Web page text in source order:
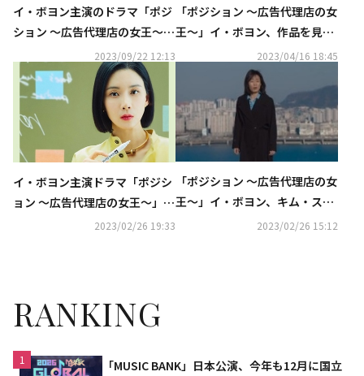
イ・ボヨン主演のドラマ「ポジ
ション ～広告代理店の女王～」
9月28日よりU-NEXTにて独占
配信
2023/09/22 12:13
「ポジション ～広告代理店の女
王～」イ・ボヨン、作品を見た
夫チソンの反応は？“涙を流し
ていた”【ネタバレあり】
2023/04/16 18:45
イ・ボヨン主演ドラマ「ポジシ
ョン ～広告代理店の女王～」O
STアルバムを本日リリース
2023/02/26 19:33
「ポジション ～広告代理店の女
王～」イ・ボヨン、キム・スジ
ンの極端な選択を阻止【ネタバ
2023/02/26 15:12
RANKING
1
「MUSIC BANK」日本公演、今年も12月に国立